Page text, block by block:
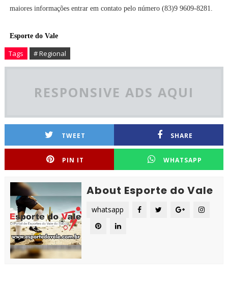
maiores informações entrar em contato pelo número (83)9 9609-8281.
Esporte do Vale
Tags # Regional
RESPONSIVE ADS AQUI
TWEET SHARE
PIN IT WHATSAPP
About Esporte do Vale
whatsapp